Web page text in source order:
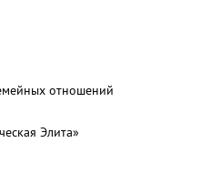
отношений
Элита»